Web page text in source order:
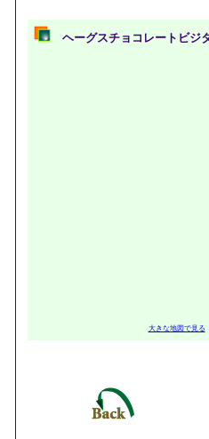
ヘーグスチョコレートビ
大きな地図で見る